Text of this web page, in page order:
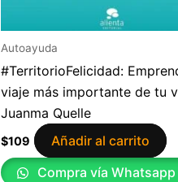
Autoayuda
#TerritorioFelicidad:
viaje más importante de tu
Juanma Quelle
$109
Añadir al carrito
Compra vía Whatsapp